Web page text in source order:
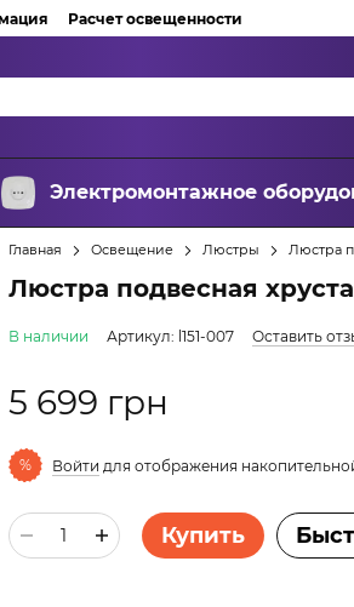
Расчет освещенности
Электромонтажное
Главная Освещение Люстры Люстра
Люстра подвесная
В наличии Артикул: l151-007 Оставить
5 699 грн
% Войти для отображения
Купить